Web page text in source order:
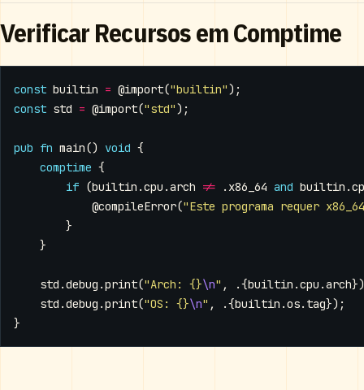
Verificar Recursos em Comptime
const builtin = @import("builtin" );
const std = @import("std" );
pub fn main() void {
comptime {
if (builtin .cpu .arch != . x86_64 and builtin .
@compileError("Este programa requer
}
}
std .debug .print("Arch: {}\n" , .{builtin .cpu .arch
std .debug .print("OS: {}\n" , .{builtin .os. tag});
}